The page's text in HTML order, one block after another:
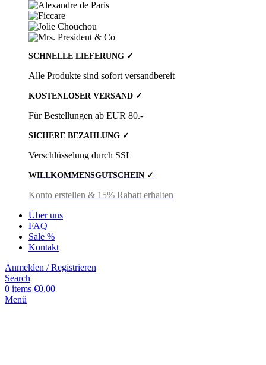
SCHNELLE LIEFERUNG ✓
Alle Produkte sind sofort versandbereit
KOSTENLOSER VERSAND ✓
Für Bestellungen ab EUR 80.-
SICHERE BEZAHLUNG ✓
Verschlüsselung durch SSL
WILLKOMMENSGUTSCHEIN ✓
Konto erstellen & 15% Rabatt erhalten
Über uns
FAQ
Sale %
Kontakt
Anmelden / Registrieren
Search
0 items €0,00
Menü